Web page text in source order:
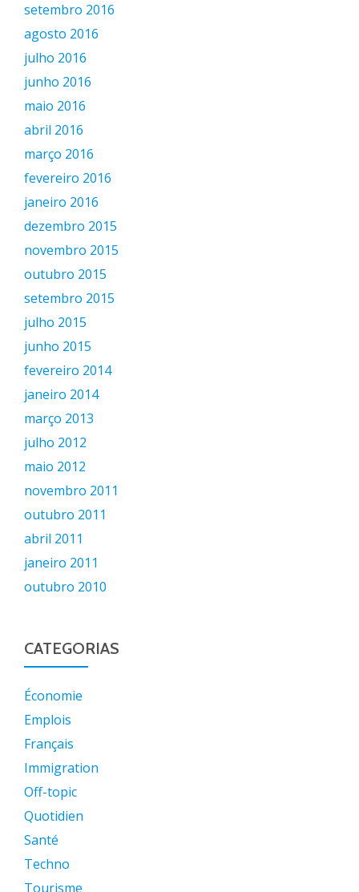
setembro 2016
agosto 2016
julho 2016
junho 2016
maio 2016
abril 2016
março 2016
fevereiro 2016
janeiro 2016
dezembro 2015
novembro 2015
outubro 2015
setembro 2015
julho 2015
junho 2015
fevereiro 2014
janeiro 2014
março 2013
julho 2012
maio 2012
novembro 2011
outubro 2011
abril 2011
janeiro 2011
outubro 2010
CATEGORIAS
Économie
Emplois
Français
Immigration
Off-topic
Quotidien
Santé
Techno
Tourisme